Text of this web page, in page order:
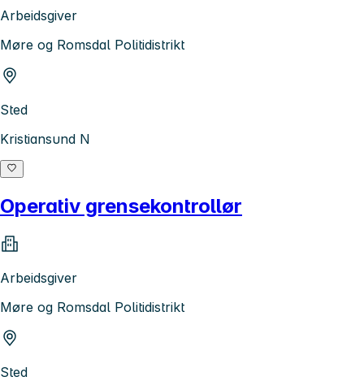
Arbeidsgiver
Møre og Romsdal Politidistrikt
Sted
Kristiansund N
Operativ grensekontrollør
Arbeidsgiver
Møre og Romsdal Politidistrikt
Sted